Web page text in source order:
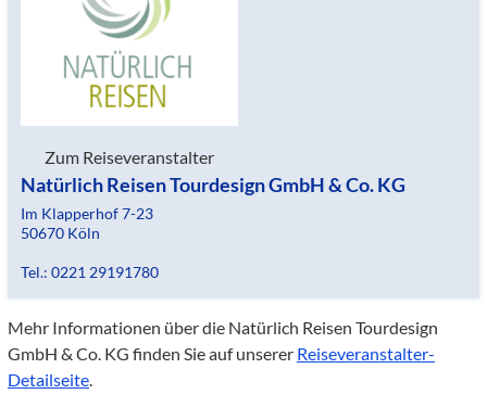
Zum Reiseveranstalter
Natürlich Reisen Tourdesign GmbH & Co. KG
Im Klapperhof 7-23
50670 Köln
Tel.: 0221 29191780
Mehr Informationen über die Natürlich Reisen Tourdesign
GmbH & Co. KG finden Sie auf unserer Reiseveranstalter-
Detailseite.